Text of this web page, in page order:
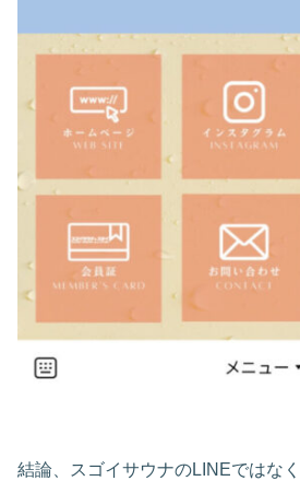
結論、スゴイサウナのLINEではな